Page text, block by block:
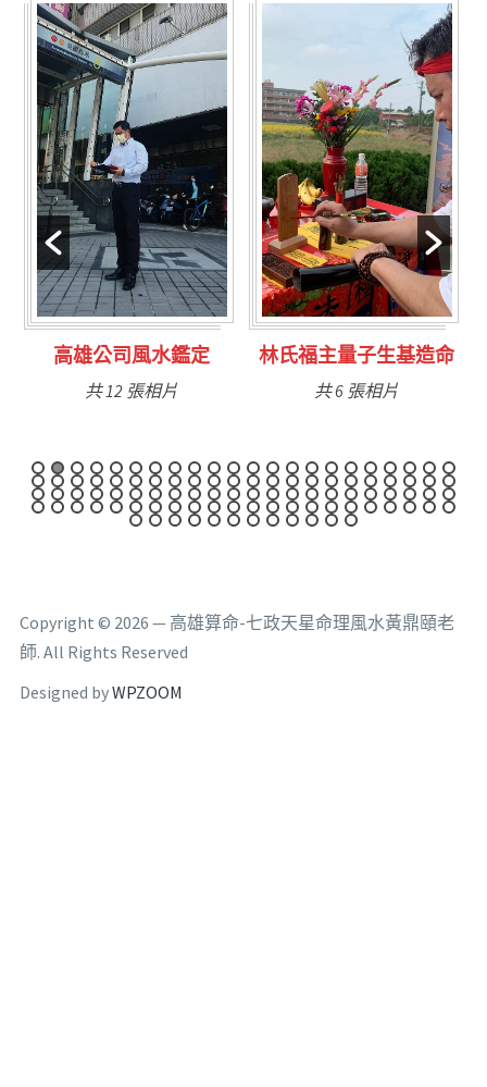
林氏福主量子生基造命
共 6 張相片
台南永康風水鑑定
共 9 張相片
Copyright © 2026 — 高雄算命-七政天星命理風水黃鼎頤老
師. All Rights Reserved
Designed byWPZOOM